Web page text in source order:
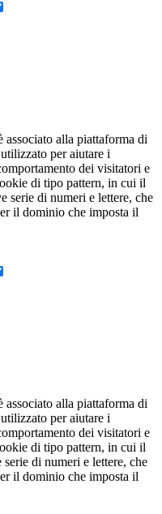
associato alla piattaforma di
per aiutare i
dei visitatori e
di tipo pattern, in cui il
serie di numeri e lettere, che
il dominio che imposta il
associato alla piattaforma di
per aiutare i
dei visitatori e
di tipo pattern, in cui il
di numeri e lettere, che
il dominio che imposta il